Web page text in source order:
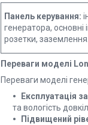
Панель керування:
генератора,
розетки, заземлення.
Переваги моделі
Переваги моделі
Експлуатація
та вологість
Підвищений